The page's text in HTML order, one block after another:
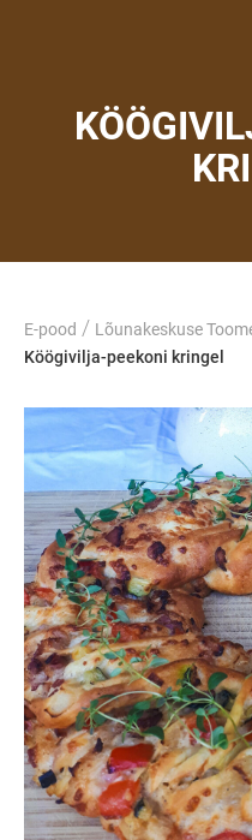
E-pood / Lõunakeskuse
Köögivilja-peekoni kringel